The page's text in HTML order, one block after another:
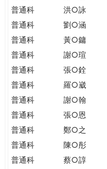
普通科
洪○詠
普通科
劉○涵
普通科
黃○鏞
普通科
謝○瑄
普通科
張○銓
普通科
羅○崴
普通科
謝○翰
普通科
張○恩
普通科
鄭○之
普通科
陳○彤
普通科
蔡○諄